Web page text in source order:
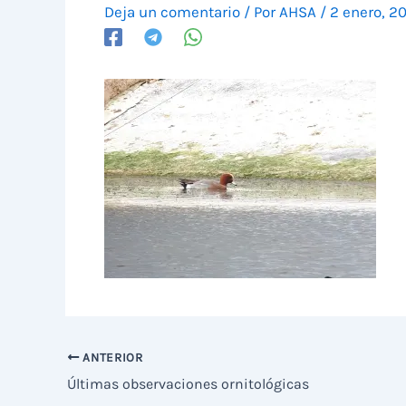
Deja un comentario / Por AHSA / 2 enero,
ANTERIOR
Últimas observaciones ornitológicas